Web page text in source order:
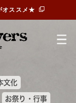
文化
お祭り・行事
オススメ★